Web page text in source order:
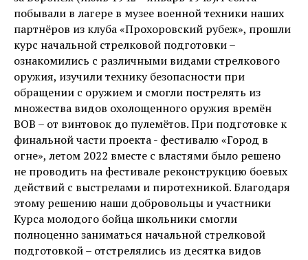
побывали в лагере в музее военной техники наших
партнёров из клуба «Прохоровский рубеж», прошли
курс начальной стрелковой подготовки –
ознакомились с различными видами стрелкового
оружия, изучили технику безопасности при
обращении с оружием и смогли пострелять из
множества видов охолощенного оружия времён
ВОВ – от винтовок до пулемётов. При подготовке к
финальной части проекта - фестивалю «Город в
огне», летом 2022 вместе с властями было решено
не проводить на фестивале реконструкцию боевых
действий с выстрелами и пиротехникой. Благодаря
этому решению наши добровольцы и участники
Курса молодого бойца школьники смогли
полноценно заниматься начальной стрелковой
подготовкой – отстрелялись из десятка видов